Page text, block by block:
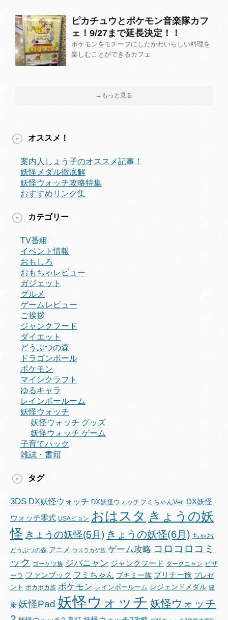
ピカチュウとポケモン音楽隊カフ
ェ！9/27まで延長決定！！
ポケモンをモチーフにしたかわいらしい料理を
楽しむことができるカフェ
→もっと見る
オススメ！
案内人しょう子のオススメ記事！
妖怪メダル徹底解
妖怪ウォッチ攻略特集
おすすめリンク集
カテゴリー
TV番組
イベント情報
おもしろ
おもちゃレビュー
ガジェット
グルメ
ゲームレビュー
ご挨拶
ジャンクフード
ダイエット
どうぶつの森
ドラゴンボール
ポケモン
マインクラフト
ゆるキャラ
レインボールーム
妖怪ウォッチ
妖怪ウォッチ グッズ
妖怪ウォッチ ゲーム
子育てハック
雑誌・書籍
タグ
3DS DX妖怪ウォッチ DX妖怪ウォッチフミちゃんVer. DX妖怪
ウォッチ零式 USAピョン おはスタ きょうの妖
怪 きょうの妖怪(5月) きょうの妖怪(6月) ちゃお
どうぶつの森 アニメ ウスラカゲ族 ゲーム攻略 コロコロコミ
ック ゴーケツ族 ジバニャン ジャンクフード ダークニャン ピザ
ーラ ファンブック フミちゃん ブキミー族 プリチー族 プレゼ
ント ポカポカ族 ポケモン レインボールーム レジェンドメダル 健
康 妖怪Pad 妖怪ウォッチ 妖怪ウォッチ